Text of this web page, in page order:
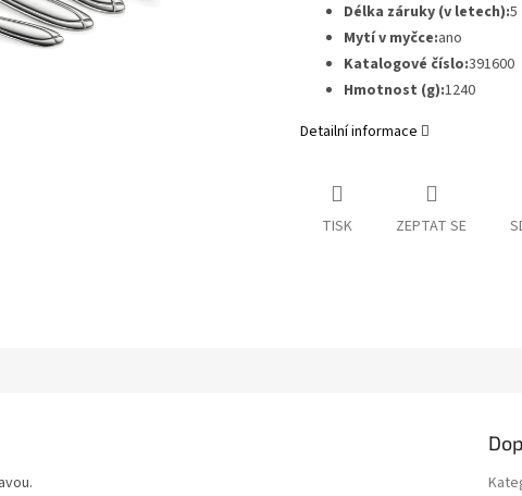
Délka záruky (v letech):5
Mytí v myčce:ano
Katalogové číslo:391600
Hmotnost (g):1240
Detailní informace
TISK ZEPTAT SE